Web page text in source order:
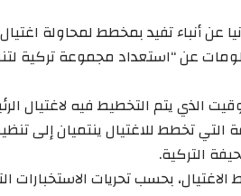
أنباء تفيد بمخطط لمحاولة
عن “استعداد مجموعة تركية
الذي يتم التخطيط فيه لاغتيال
تخطط للاغتيال ينتميان إلى
التركية.
بحسب تحريات الاستخبارات